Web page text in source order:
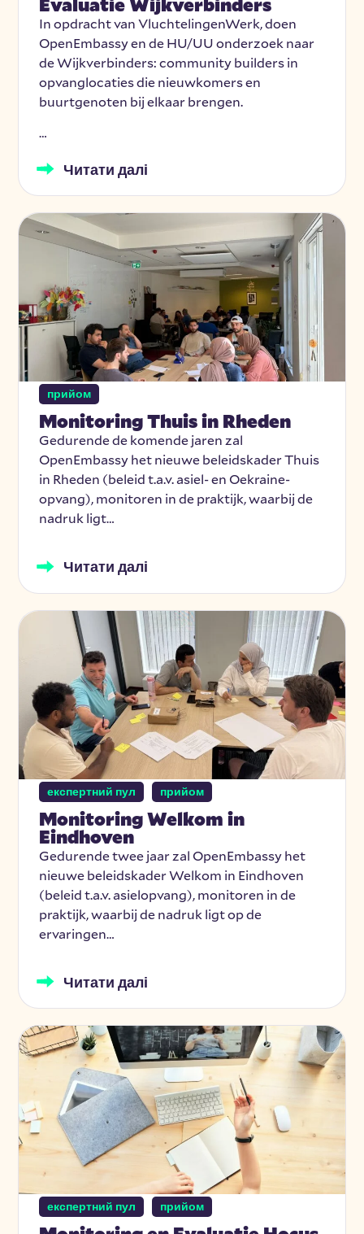
In opdracht van VluchtelingenWerk, doen
OpenEmbassy en de HU/UU onderzoek naar
de Wijkverbinders: community builders in
opvanglocaties die nieuwkomers en
buurtgenoten bij elkaar brengen.
…
Читати далі
прийом
Monitoring Thuis in Rheden
Gedurende de komende jaren zal
OpenEmbassy het nieuwe beleidskader Thuis
in Rheden (beleid t.a.v. asiel- en Oekraine-
opvang), monitoren in de praktijk, waarbij de
nadruk ligt…
Читати далі
експертний пул прийом
Monitoring Welkom in
Eindhoven
Gedurende twee jaar zal OpenEmbassy het
nieuwe beleidskader Welkom in Eindhoven
(beleid t.a.v. asielopvang), monitoren in de
praktijk, waarbij de nadruk ligt op de
ervaringen…
Читати далі
експертний пул прийом